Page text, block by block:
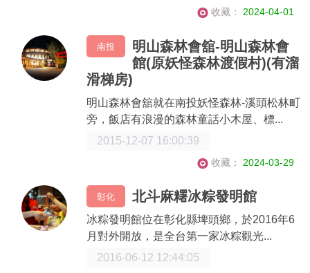
收藏： 2024-04-01
南投
明山森林會舘-明山森林會
館(原妖怪森林渡假村)(有溜
滑梯房)
明山森林會舘就在南投妖怪森林-溪頭松林町
旁，飯店有浪漫的森林童話小木屋、標...
2015-12-07 16:00:39
收藏： 2024-03-29
彰化 北斗麻糬冰粽發明館
冰粽發明館位在彰化縣埤頭鄉，於2016年6
月對外開放，是全台第一家冰粽觀光...
2016-06-12 12:44:05